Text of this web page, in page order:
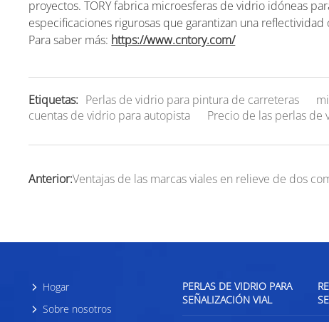
proyectos. TORY fabrica microesferas de vidrio idóneas
especificaciones rigurosas que garantizan una reflectividad
Para saber más: https://www.cntory.com/
Etiquetas: Perlas de vidrio para pintura de carreteras
cuentas de vidrio para autopista
Precio de las perlas de
Anterior:Ventajas de las marcas viales en relieve de dos
Hogar
Sobre nosotros
PERLAS DE VIDRIO PARA
SEÑALIZACIÓN VIAL